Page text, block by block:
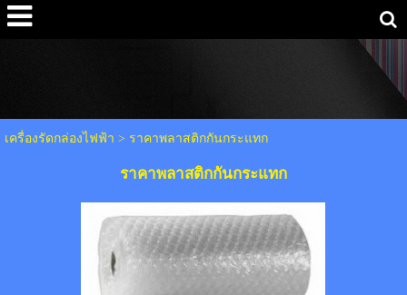
เครื่องรัดกล่องไฟฟ้า > ราคาพลาสติกกันกระแทก
ราคาพลาสติกกันกระแทก